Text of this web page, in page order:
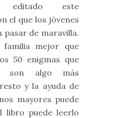
editado este
el que los jóvenes
pasar de maravilla.
mejor que
50 enigmas que
son algo más
y la ayuda de
mayores puede
libro puede leerlo